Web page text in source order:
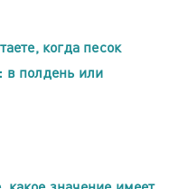
когда песок
в полдень или